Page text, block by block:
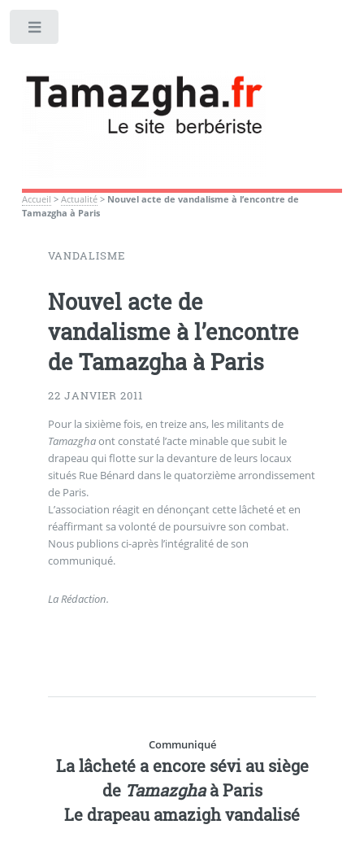
Accueil > Actualité> Nouvel acte de vandalisme à l’encontre de
Tamazgha à Paris
VANDALISME
Nouvel acte de
vandalisme à l’encontre
de Tamazgha à Paris
22 JANVIER 2011
Pour la sixième fois, en treize ans, les militants de
Tamazghaont constaté l’acte minable que subit le
drapeau qui flotte sur la devanture de leurs locaux
situés Rue Bénard dans le quatorzième arrondissement
de Paris.
L’association réagit en dénonçant cette lâcheté et en
réaffirmant sa volonté de poursuivre son combat.
Nous publions ci-après l’intégralité de son
communiqué.
La Rédaction.
Communiqué
La lâcheté a encore sévi au siège
de Tamazghaà Paris
Le drapeau amazigh vandalisé